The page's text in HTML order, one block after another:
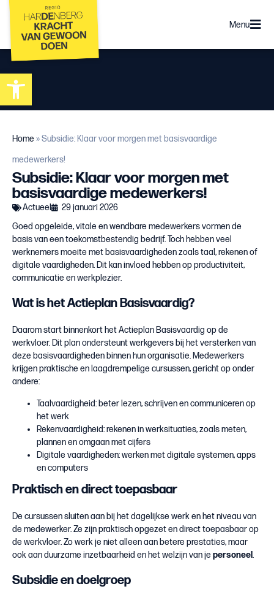
Toolbar openen
Menu
Home »Subsidie: Klaar voor morgen met basisvaardige
medewerkers!
Subsidie: Klaar voor morgen met
basisvaardige medewerkers!
Actueel
29 januari 2026
Goed opgeleide, vitale en wendbare medewerkers vormen de
basis van een toekomstbestendig bedrijf. Toch hebben veel
werknemers moeite met basisvaardigheden zoals taal, rekenen of
digitale vaardigheden. Dit kan invloed hebben op productiviteit,
communicatie en werkplezier.
Wat is het Actieplan Basisvaardig?
Daarom start binnenkort het Actieplan Basisvaardig op de
werkvloer. Dit plan ondersteunt werkgevers bij het versterken van
deze basisvaardigheden binnen hun organisatie. Medewerkers
krijgen praktische en laagdrempelige cursussen, gericht op onder
andere:
Taalvaardigheid: beter lezen, schrijven en communiceren op
het werk
Rekenvaardigheid: rekenen in werksituaties, zoals meten,
plannen en omgaan met cijfers
Digitale vaardigheden: werken met digitale systemen, apps
en computers
Praktisch en direct toepasbaar
De cursussen sluiten aan bij het dagelijkse werk en het niveau van
de medewerker. Ze zijn praktisch opgezet en direct toepasbaar op
de werkvloer. Zo werk je niet alleen aan betere prestaties, maar
ook aan duurzame inzetbaarheid en het welzijn van je personeel.
Subsidie en doelgroep